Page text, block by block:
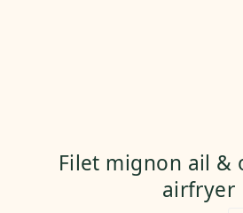
Filet mignon ail &
airfryer